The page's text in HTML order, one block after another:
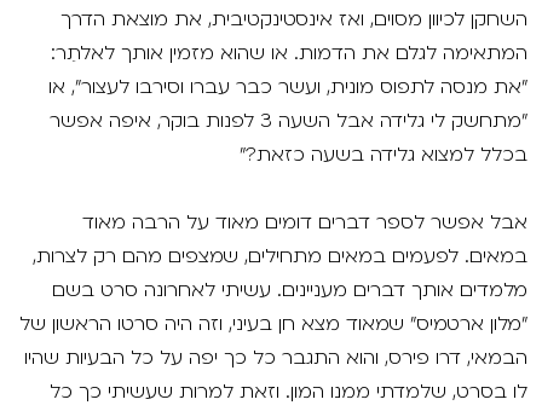
השחקן לכיוון מסוים, ואז אינסטינקטיבית, את מוצאת הדרך
המתאימה לגלם את הדמות. או שהוא מזמין אותך לאלתֵר:
"את מנסה לתפוס מונית, ועשר כבר עברו וסירבו לעצור", או
"מתחשק לי גלידה אבל השעה 3 לפנות בוקר, איפה אפשר
בכלל למצוא גלידה בשעה כזאת?"
אבל אפשר לספר דברים דומים מאוד על הרבה מאוד
במאים. לפעמים במאים מתחילים, שמצפים מהם רק לצרות,
מלמדים אותך דברים מעניינים. עשיתי לאחרונה סרט בשם
"מלון ארטמיס" שמאוד מצא חן בעיני, וזה היה סרטו הראשון של
הבמאי, דרו פירס, והוא התגבר כל כך יפה על כל הבעיות שהיו
לו בסרט, שלמדתי ממנו המון. וזאת למרות שעשיתי כך כל